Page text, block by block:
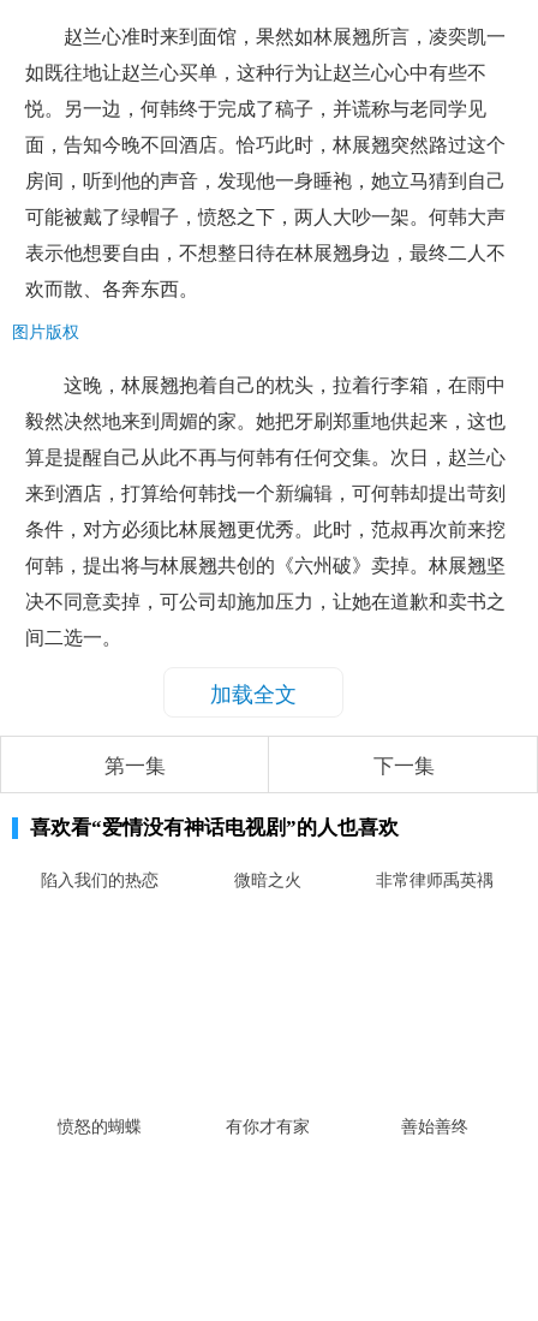
赵兰心准时来到面馆，果然如林展翘所言，凌奕凯一
如既往地让赵兰心买单，这种行为让赵兰心心中有些不
悦。另一边，何韩终于完成了稿子，并谎称与老同学见
面，告知今晚不回酒店。恰巧此时，林展翘突然路过这个
房间，听到他的声音，发现他一身睡袍，她立马猜到自己
可能被戴了绿帽子，愤怒之下，两人大吵一架。何韩大声
表示他想要自由，不想整日待在林展翘身边，最终二人不
欢而散、各奔东西。
图片版权
这晚，林展翘抱着自己的枕头，拉着行李箱，在雨中
毅然决然地来到周媚的家。她把牙刷郑重地供起来，这也
算是提醒自己从此不再与何韩有任何交集。次日，赵兰心
来到酒店，打算给何韩找一个新编辑，可何韩却提出苛刻
条件，对方必须比林展翘更优秀。此时，范叔再次前来挖
何韩，提出将与林展翘共创的《六州破》卖掉。林展翘坚
决不同意卖掉，可公司却施加压力，让她在道歉和卖书之
间二选一。
加载全文
第一集 下一集
喜欢看“爱情没有神话电视剧”的人也喜欢
陷入我们的热恋 微暗之火 非常律师禹英禑
愤怒的蝴蝶 有你才有家 善始善终